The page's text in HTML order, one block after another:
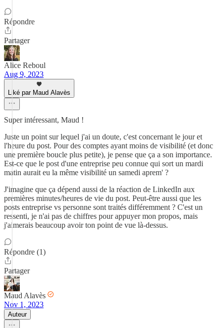
Répondre
Partager
Alice Reboul
Aug 9, 2023
Liké par Maud Alavès
Super intéressant, Maud !
Juste un point sur lequel j'ai un doute, c'est concernant le jour et
l'heure du post. Pour des comptes ayant moins de visibilité (et donc
une première boucle plus petite), je pense que ça a son importance.
Est-ce que le post d'une entreprise peu connue qui sort un mardi
matin aurait eu la même visibilité un samedi aprem' ?
J'imagine que ça dépend aussi de la réaction de LinkedIn aux
premières minutes/heures de vie du post. Peut-être aussi que les
posts entreprise vs personne sont traités différemment ? C'est un
ressenti, je n'ai pas de chiffres pour appuyer mon propos, mais
j'aimerais beaucoup avoir ton point de vue là-dessus.
Répondre (1)
Partager
Maud Alavès
Nov 1, 2023
Auteur